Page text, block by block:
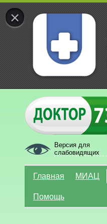
×
Версия для
слабовидящих
Главная МИАЦ
Помощь